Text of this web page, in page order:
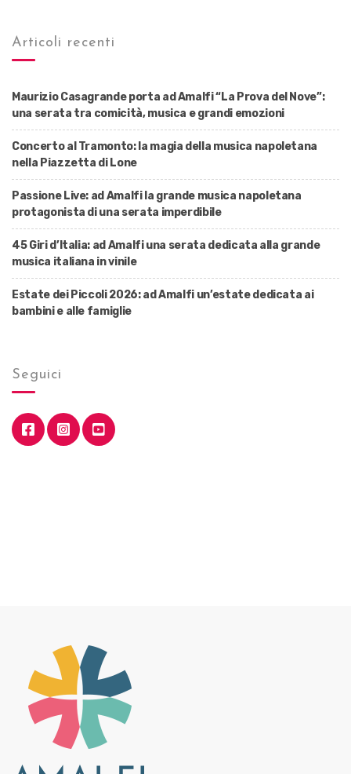
Articoli recenti
Maurizio Casagrande porta ad Amalfi “La Prova del Nove”:
una serata tra comicità, musica e grandi emozioni
Concerto al Tramonto: la magia della musica napoletana
nella Piazzetta di Lone
Passione Live: ad Amalfi la grande musica napoletana
protagonista di una serata imperdibile
45 Giri d’Italia: ad Amalfi una serata dedicata alla grande
musica italiana in vinile
Estate dei Piccoli 2026: ad Amalfi un’estate dedicata ai
bambini e alle famiglie
Seguici